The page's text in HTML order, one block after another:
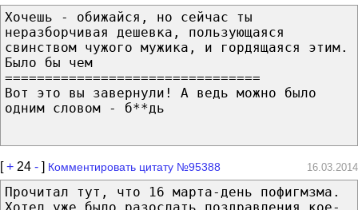
Хочешь - обижайся, но сейчас ты
неразборчивая дешевка, пользующаяся
свинством чужого мужика, и гордящаяся этим.
Было бы чем
================================
Вот это вы завернули! А ведь можно было
одним словом - б**дь
[+ 24 - ] Комментировать цитату №95388 16.03.2014
Прочитал тут, что 16 марта-день пофигмзма.
Хотел уже было разослать поздравления кое-